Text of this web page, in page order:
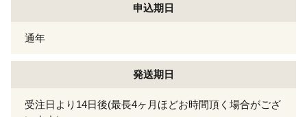
申込期日
通年
発送期日
受注日より14日後(最長4ヶ月ほどお時間頂く場合がござ